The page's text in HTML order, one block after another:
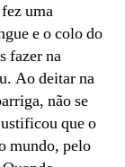
uma
e o colo do
fazer na
Ao deitar na
não se
que o
mundo, pelo